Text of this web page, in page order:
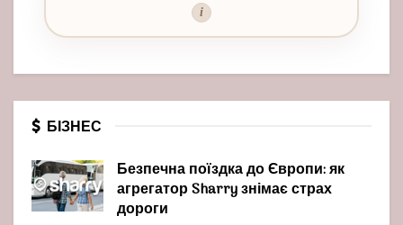
i
БІЗНЕС
Безпечна поїздка до Європи: як
агрегатор Sharry знімає страх
дороги